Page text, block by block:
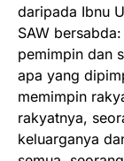
daripada Ibnu
SAW
pemimpin dan
apa yang
memimpin
rakyatnya,
keluarganya